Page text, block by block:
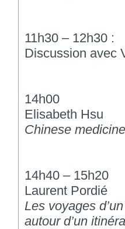
11h30 – 12h30 :
Discussion avec
14h00
Elisabeth Hsu
Chinese
14h40 – 15h20
Laurent Pordié
Les voyages
autour d’un